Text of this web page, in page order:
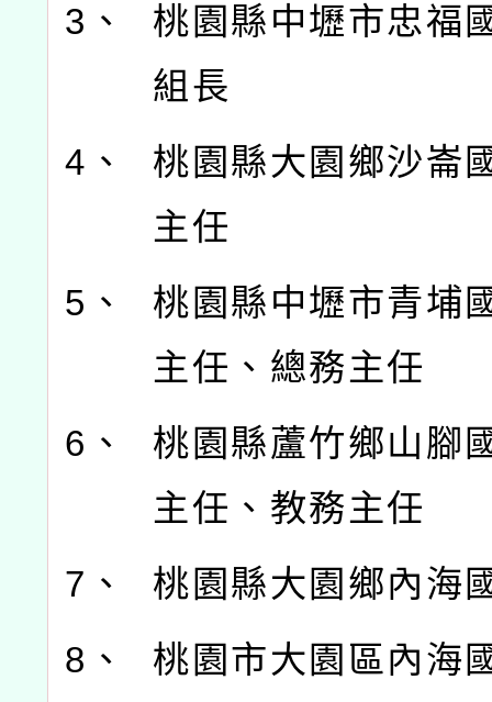
3、
桃園縣中壢市忠福
組長
4、
桃園縣大園鄉沙崙
主任
5、
桃園縣中壢市青埔
主任、總務主任
6、
桃園縣蘆竹鄉山腳
主任、教務主任
7、
桃園縣大園鄉內海
8、
桃園市大園區內海